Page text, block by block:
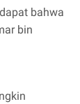
bahwa
bin